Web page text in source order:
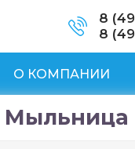
8
8
О КОМПАНИИ
Мыльница